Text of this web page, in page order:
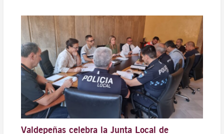
Valdepeñas celebra la Junta Local de